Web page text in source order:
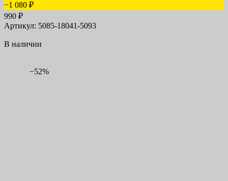
−1 080 ₽
990 ₽
Артикул: 5085-18041-5093
В наличии
−52%